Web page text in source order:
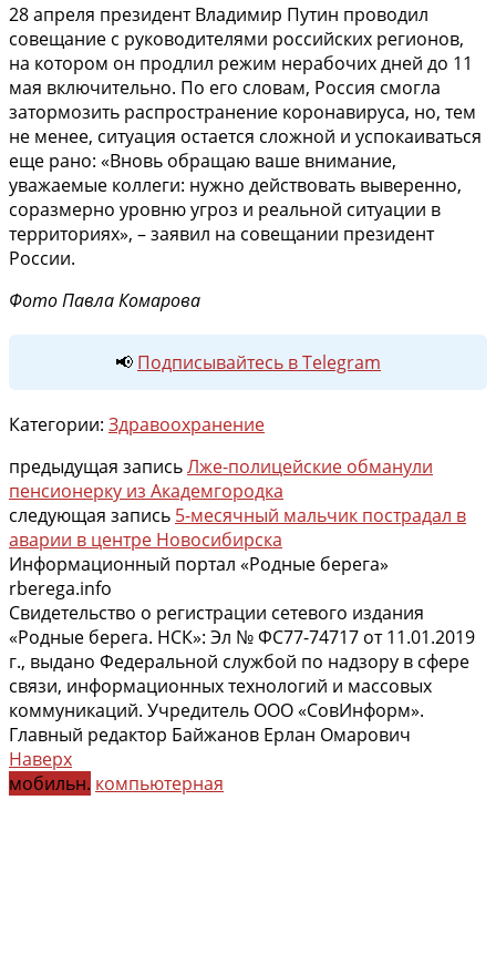
28 апреля президент Владимир Путин проводил
совещание с руководителями российских регионов,
на котором он продлил режим нерабочих дней до 11
мая включительно. По его словам, Россия смогла
затормозить распространение коронавируса, но, тем
не менее, ситуация остается сложной и успокаиваться
еще рано: «Вновь обращаю ваше внимание,
уважаемые коллеги: нужно действовать выверенно,
соразмерно уровню угроз и реальной ситуации в
территориях», – заявил на совещании президент
России.
Фото Павла Комарова
📢 Подписывайтесь в Telegram
Категории: Здравоохранение
предыдущая записьЛже-полицейские обманули
пенсионерку из Академгородка
следующая запись 5-месячный мальчик пострадал в
аварии в центре Новосибирска
Информационный портал «Родные берега»
rberega.info
Свидетельство о регистрации сетевого издания
«Родные берега. НСК»: Эл № ФС77-74717 от 11.01.2019
г., выдано Федеральной службой по надзору в сфере
связи, информационных технологий и массовых
коммуникаций. Учредитель ООО «СовИнформ».
Главный редактор Байжанов Ерлан Омарович
Наверх
мобильн. компьютерная